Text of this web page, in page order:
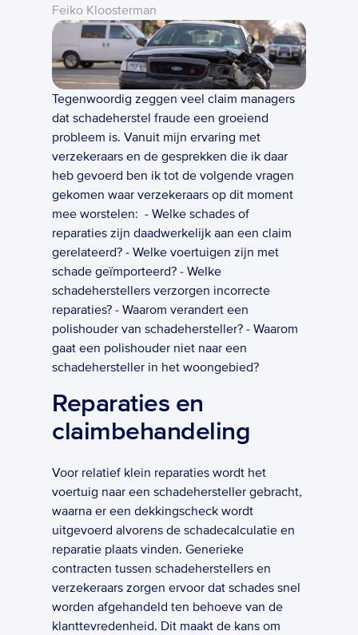
Feiko Kloosterman
Tegenwoordig zeggen veel claim managers
dat schadeherstel fraude een groeiend
probleem is. Vanuit mijn ervaring met
verzekeraars en de gesprekken die ik daar
heb gevoerd ben ik tot de volgende vragen
gekomen waar verzekeraars op dit moment
mee worstelen:  - Welke schades of
reparaties zijn daadwerkelijk aan een claim
gerelateerd? - Welke voertuigen zijn met
schade geïmporteerd? - Welke
schadeherstellers verzorgen incorrecte
reparaties? - Waarom verandert een
polishouder van schadehersteller? - Waarom
gaat een polishouder niet naar een
schadehersteller in het woongebied?
Reparaties en
claimbehandeling
Voor relatief klein reparaties wordt het
voertuig naar een schadehersteller gebracht,
waarna er een dekkingscheck wordt
uitgevoerd alvorens de schadecalculatie en
reparatie plaats vinden. Generieke
contracten tussen schadeherstellers en
verzekeraars zorgen ervoor dat schades snel
worden afgehandeld ten behoeve van de
klanttevredenheid. Dit maakt de kans om